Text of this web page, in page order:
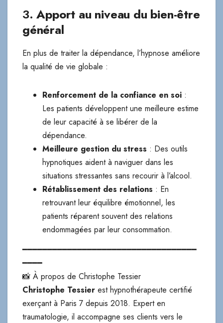
3.Apport au niveau du bien-être
général
En plus de traiter la dépendance, l’hypnose améliore
la qualité de vie globale :
Renforcement de la confiance en soi :
Les patients développent une meilleure estime
de leur capacité à se libérer de la
dépendance.
Meilleure gestion du stress : Des outils
hypnotiques aident à naviguer dans les
situations stressantes sans recourir à l’alcool.
Rétablissement des relations : En
retrouvant leur équilibre émotionnel, les
patients réparent souvent des relations
endommagées par leur consommation.
━━━━━━━━━━━━━━━━━━━━━━━━━━━━━━━━━━━
━━━━
📸 À propos de Christophe Tessier
Christophe Tessier est hypnothérapeute certifié
exerçant à Paris 7 depuis 2018. Expert en
traumatologie, il accompagne ses clients vers le